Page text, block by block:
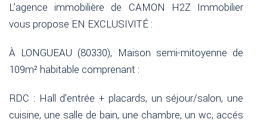
L’agence immobilière de CAMON H2Z Immobilier
vous propose EN EXCLUSIVITÉ :
À LONGUEAU (80330), Maison semi-mitoyenne de
109m² habitable comprenant :
RDC : Hall d’entrée + placards, un séjour/salon, une
cuisine, une salle de bain, une chambre, un wc, accés